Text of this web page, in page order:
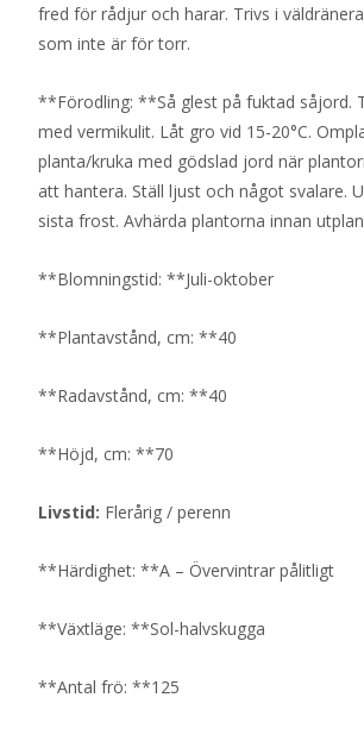
fred för rådjur och harar. Trivs i
som inte är för torr.
**Förodling: **Så glest på fuktad såjord.
med vermikulit. Låt gro vid 15-20°C.
planta/kruka med gödslad jord när
att hantera. Ställ ljust och något svalare.
sista frost. Avhärda plantorna innan
**Blomningstid: **Juli-oktober
**Plantavstånd, cm: **40
**Radavstånd, cm: **40
**Höjd, cm: **70
Livstid: Flerårig / perenn
**Härdighet: **A – Övervintrar pålitligt
**Växtläge: **Sol-halvskugga
**Antal frö: **125